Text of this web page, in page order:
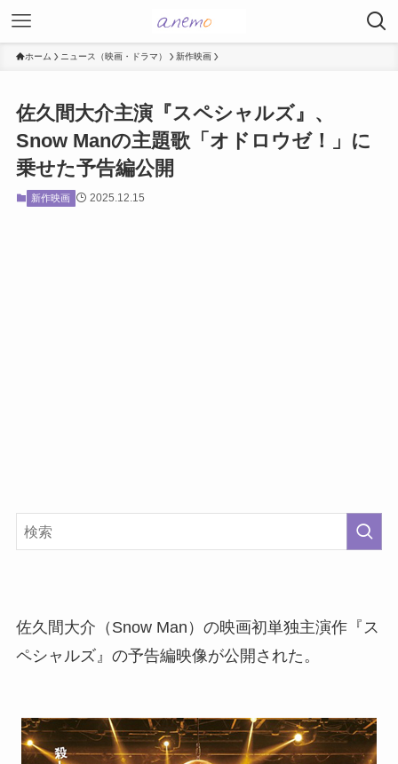
ホーム ニュース（映画・ドラマ） 新作映画
佐久間大介主演『スペシャルズ』、
Snow Manの主題歌「オドロウゼ！」に
乗せた予告編公開
新作映画 2025.12.15
佐久間大介（Snow Man）の映画初単独主演作『ス
ペシャルズ』の予告編映像が公開された。